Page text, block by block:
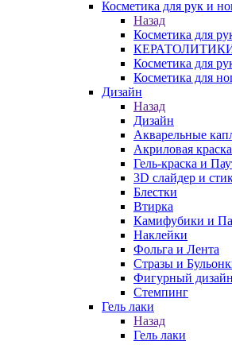
Косметика для рук и
Назад
Косметика для
Косметика для
Косметика для
Дизайн
Назад
Дизайн
Акварельные
Акриловая краска
Гель-краска и
3D слайдер и
Блестки
Втирка
Камифубики и
Наклейки
Фольга и Лента
Стразы и
Фигурный дизайн
Стемпинг
Гель лаки
Назад
Гель лаки